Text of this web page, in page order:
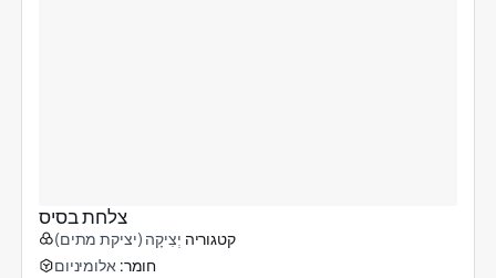
צלחת בסיס
קטגוריה יְצִיקָה (יציקת מתים)
חומר: אלומיניום